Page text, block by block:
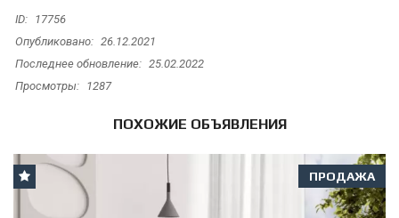
ID: 17756
Опубликовано: 26.12.2021
Последнее обновление: 25.02.2022
Просмотры: 1287
ПОХОЖИЕ ОБЪЯВЛЕНИЯ
ПРОДАЖА